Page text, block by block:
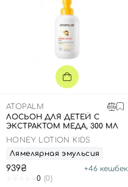
ATOPALM
ЛОСЬОН ДЛЯ ДЕТЕЙ С
ЭКСТРАКТОМ МЕДА, 300 МЛ
HONEY LOTION KIDS
Лямелярная эмульсия
939₴ +46 кешбек
0 (0)